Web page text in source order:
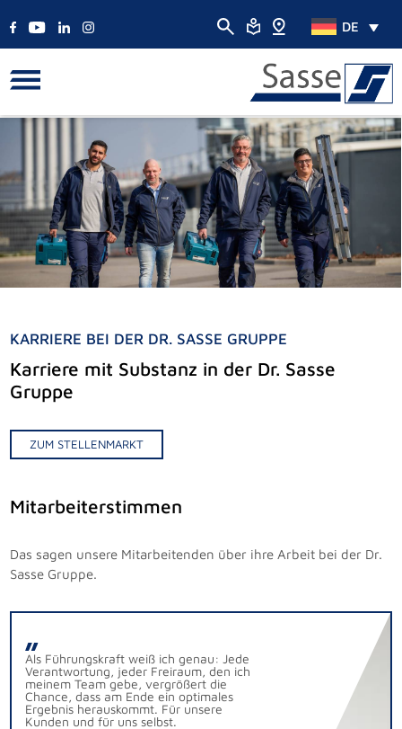
DE
KARRIERE BEI DER DR. SASSE GRUPPE
Karriere mit Substanz in der Dr. Sasse
Gruppe
ZUM STELLENMARKT
Mitarbeiterstimmen
Das sagen unsere Mitarbeitenden über ihre Arbeit bei der Dr.
Sasse Gruppe.
Als Führungskraft weiß ich genau: Jede
Verantwortung, jeder Freiraum, den ich
meinem Team gebe, vergrößert die
Chance, dass am Ende ein optimales
Ergebnis herauskommt. Für unsere
Kunden und für uns selbst.
In einem Familien-Unternehmen zu
arbeiten bedeutet auch: Alle Bereiche
sind miteinander „verwandt“, wer sich
weiterentwickeln will, kann auf
bestehende Erfahrungen aufbauen.
Ich sorge für saubere und sichere
Straßen, Wege, Grünflächen und
Spielplätze – im Sommer ist die
Großkehrmaschine und im Winter der
Unimog mein Arbeitsgerät. Die Arbeit in
meinem Team macht mir Spaß!
Ich habe direkten Zugang zu meinem
Kunden, kann meine Kompetenz
einbringen und eigenverantwortlich mit
ihm sprechen, um Verbesserungen
vorzuschlagen. Das bringt mehr Respekt
für mich und mein Team.